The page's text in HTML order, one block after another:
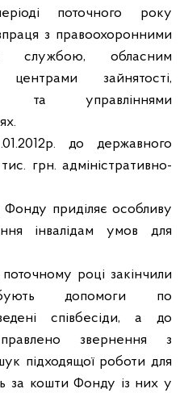
поточного року
з правоохоронними
службою, обласним
зайнятості,
та управліннями
до державного
грн. адміністративно-
Фонду приділяє особливу
інвалідам умов для
поточному році закінчили
допомоги по
співбесіди, а до
звернення з
підходящої роботи для
за кошти Фонду із них у